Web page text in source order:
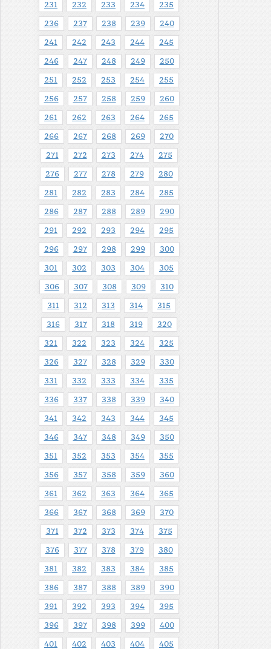
231 232 233 234 235
236 237 238 239 240
241 242 243 244 245
246 247 248 249 250
251 252 253 254 255
256 257 258 259 260
261 262 263 264 265
266 267 268 269 270
271 272 273 274 275
276 277 278 279 280
281 282 283 284 285
286 287 288 289 290
291 292 293 294 295
296 297 298 299 300
301 302 303 304 305
306 307 308 309 310
311 312 313 314 315
316 317 318 319 320
321 322 323 324 325
326 327 328 329 330
331 332 333 334 335
336 337 338 339 340
341 342 343 344 345
346 347 348 349 350
351 352 353 354 355
356 357 358 359 360
361 362 363 364 365
366 367 368 369 370
371 372 373 374 375
376 377 378 379 380
381 382 383 384 385
386 387 388 389 390
391 392 393 394 395
396 397 398 399 400
401 402 403 404 405